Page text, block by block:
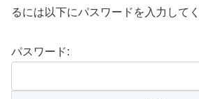
るには以下にパスワードを入力してく
パスワード: